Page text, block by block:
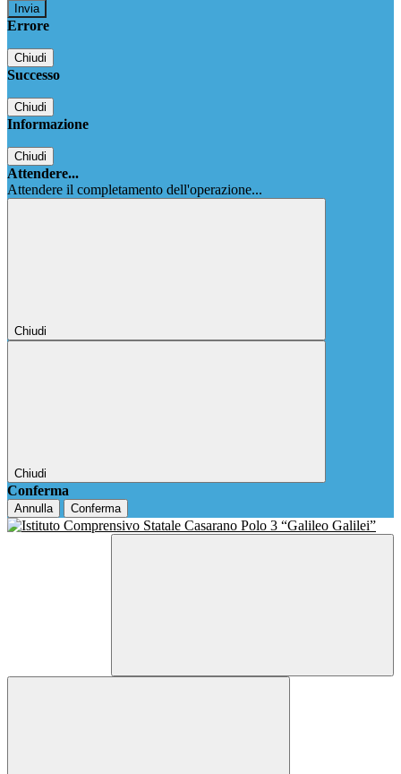
Errore
Chiudi
Successo
Chiudi
Informazione
Chiudi
Attendere...
Attendere il completamento dell'operazione...
Chiudi
Chiudi
Conferma
Annulla Conferma